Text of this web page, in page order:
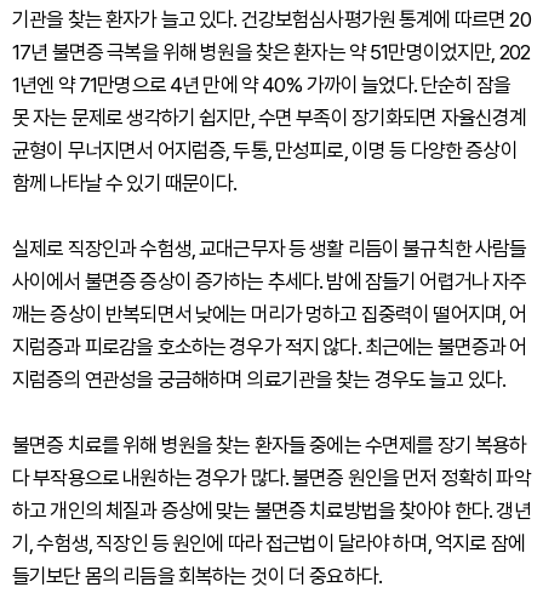
기관을 찾는 환자가 늘고 있다. 건강보험심사평가원 통계에 따르면 20
17년 불면증 극복을 위해 병원을 찾은 환자는 약 51만명이었지만, 202
1년엔 약 71만명으로 4년 만에 약 40% 가까이 늘었다. 단순히 잠을
못 자는 문제로 생각하기 쉽지만, 수면 부족이 장기화되면 자율신경계
균형이 무너지면서 어지럼증, 두통, 만성피로, 이명 등 다양한 증상이
함께 나타날 수 있기 때문이다.
실제로 직장인과 수험생, 교대근무자 등 생활 리듬이 불규칙한 사람들
사이에서 불면증 증상이 증가하는 추세다. 밤에 잠들기 어렵거나 자주
깨는 증상이 반복되면서 낮에는 머리가 멍하고 집중력이 떨어지며, 어
지럼증과 피로감을 호소하는 경우가 적지 않다. 최근에는 불면증과 어
지럼증의 연관성을 궁금해하며 의료기관을 찾는 경우도 늘고 있다.
불면증 치료를 위해 병원을 찾는 환자들 중에는 수면제를 장기 복용하
다 부작용으로 내원하는 경우가 많다. 불면증 원인을 먼저 정확히 파악
하고 개인의 체질과 증상에 맞는 불면증 치료방법을 찾아야 한다. 갱년
기, 수험생, 직장인 등 원인에 따라 접근법이 달라야 하며, 억지로 잠에
들기보단 몸의 리듬을 회복하는 것이 더 중요하다.